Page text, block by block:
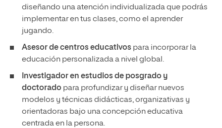
diseñando una atención individualizada que podrás
implementar en tus clases, como el aprender
jugando.
Asesor de centros educativos para incorporar la
educación personalizada a nivel global.
Investigador en estudios de posgrado y
doctorado para profundizar y diseñar nuevos
modelos y técnicas didácticas, organizativas y
orientadoras bajo una concepción educativa
centrada en la persona.